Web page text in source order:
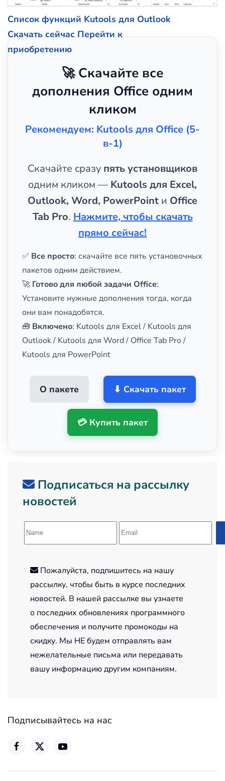
Список функций Kutools для Outlook
Скачать сейчас Перейти к
приобретению
🚀 Скачайте все
дополнения Office одним
кликом
Рекомендуем: Kutools для Office (5-
в-1)
Скачайте сразу пять установщиков
одним кликом — Kutools для Excel,
Outlook, Word, PowerPoint и Office
Tab Pro. Нажмите, чтобы скачать
прямо сейчас!
✅ Все просто: скачайте все пять установочных
пакетов одним действием.
🚀 Готово для любой задачи Office:
Установите нужные дополнения тогда, когда
они вам понадобятся.
🧰 Включено: Kutools для Excel / Kutools для
Outlook / Kutools для Word / Office Tab Pro /
Kutools для PowerPoint
О пакете ⬇ Скачать пакет
💳 Купить пакет
Подписаться на рассылку
новостей
Пожалуйста, подпишитесь на нашу
рассылку, чтобы быть в курсе последних
новостей. В нашей рассылке вы узнаете
о последних обновлениях программного
обеспечения и получите промокоды на
скидку. Мы НЕ будем отправлять вам
нежелательные письма или передавать
вашу информацию другим компаниям.
Подписывайтесь на нас